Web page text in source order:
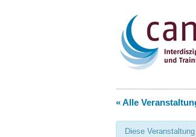
« Alle
Diese